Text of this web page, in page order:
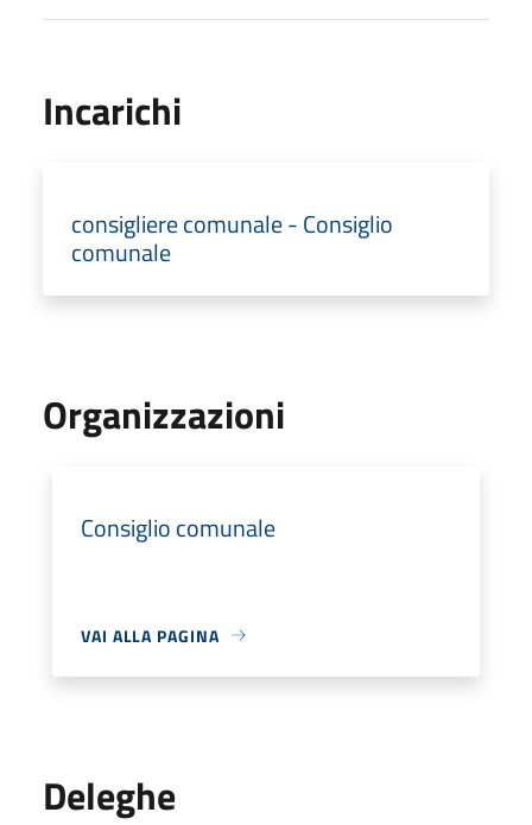
Incarichi
consigliere comunale - Consiglio
comunale
Organizzazioni
Consiglio comunale
VAI ALLA PAGINA
Deleghe